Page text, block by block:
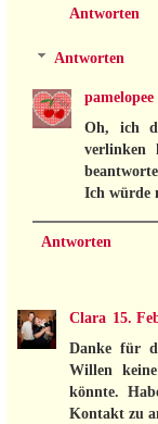
Antworten
Antworten
pamelopee
Oh, ich
verlinken
Ich würde
Antworten
Clara 15.
Danke für
Willen
könnte.
Kontakt zu